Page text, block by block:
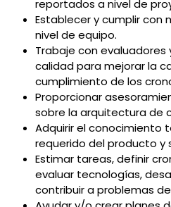
reportados a nivel de
Establecer y cumplir
nivel de equipo.
Trabaje con
calidad para mejorar la
cumplimiento de los
Proporcionar
sobre la arquitectura de
Adquirir el conocimiento
requerido del producto y
Estimar tareas, definir
evaluar tecnologías,
contribuir a problemas